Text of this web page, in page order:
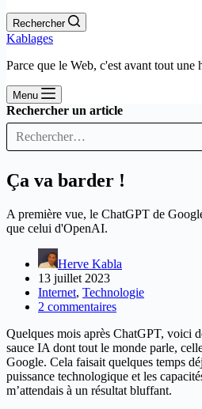
Rechercher
Kablages
Parce que le Web, c'est avant tout une
Menu
Rechercher un article
Ça va barder !
A première vue, le ChatGPT de
que celui d'OpenAI.
Herve Kabla
13 juillet 2023
Internet, Technologie
2 commentaires
Quelques mois après ChatGPT, voici
sauce IA dont tout le monde parle,
Google. Cela faisait quelques temps
puissance technologique et les
m’attendais à un résultat bluffant.